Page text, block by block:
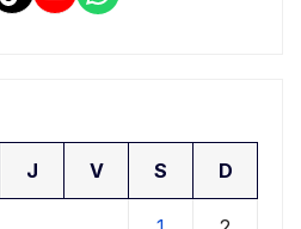
J V S D